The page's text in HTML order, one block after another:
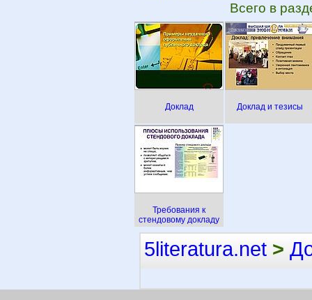
Всего в
Доклад Доклад и тезисы
Требования к
стендовому докладу
5literatura.net >